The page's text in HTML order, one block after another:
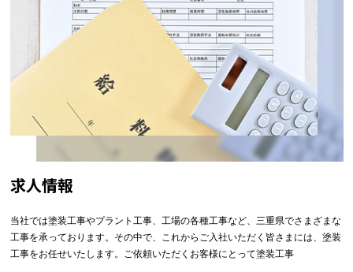
求人情報
当社では塗装工事やプラント工事、工場の各種工事など、三重県でさまざまな
工事を承っております。その中で、これからご入社いただく皆さまには、塗装
工事をお任せいたします。ご依頼いただくお客様にとって塗装工事